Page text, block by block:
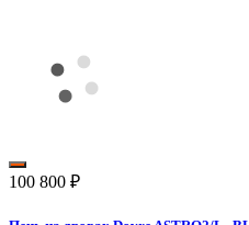
100 800 ₽